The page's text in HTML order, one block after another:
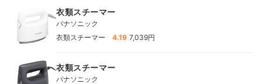
かり仕上げたい人にとっても満足できるレベルでしょう。満水時の重
量は828gと軽くはないものの重量と重心バランスのよさにより、片手
での操作も比較的ラクに行えます。仕上がりのよさ・かけやすさ・持
続性の三拍子がそろった衣類スチーマーとして、まさに“手軽に本格ケ
衣類スチーマー
パナソニック
衣類スチーマー
4.19 7,039円
衣類スチーマー
パナソニック